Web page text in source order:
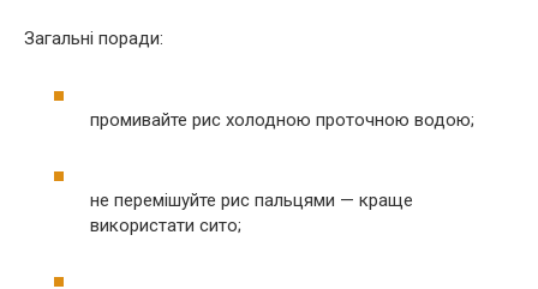
Загальні поради:
промивайте рис холодною проточною водою;
не перемішуйте рис пальцями — краще
використати сито;